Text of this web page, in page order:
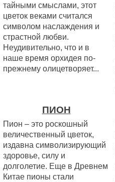
тайными смыслами, этот
цветок веками считался
символом наслаждения и
страстной любви.
Неудивительно, что и в
наше время орхидея по-
прежнему олицетворяет...
ПИОН
Пион – это роскошный
величественный цветок,
издавна символизирующий
здоровье, силу и
долголетие. Еще в Древнем
Китае пионы стали